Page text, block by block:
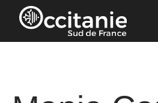
Panneau de gestion des cookies